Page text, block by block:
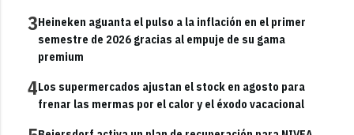
3Heineken aguanta el pulso a la inflación en el primer
semestre de 2026 gracias al empuje de su gama
premium
4Los supermercados ajustan el stock en agosto para
frenar las mermas por el calor y el éxodo vacacional